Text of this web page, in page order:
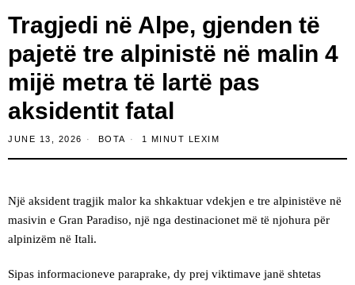
Tragjedi në Alpe, gjenden të
pajetë tre alpinistë në malin 4
mijë metra të lartë pas
aksidentit fatal
JUNE 13, 2026 BOTA 1 MINUT LEXIM
Një aksident tragjik malor ka shkaktuar vdekjen e tre alpinistëve në
masivin e Gran Paradiso, një nga destinacionet më të njohura për
alpinizëm në Itali.
Sipas informacioneve paraprake, dy prej viktimave janë shtetas